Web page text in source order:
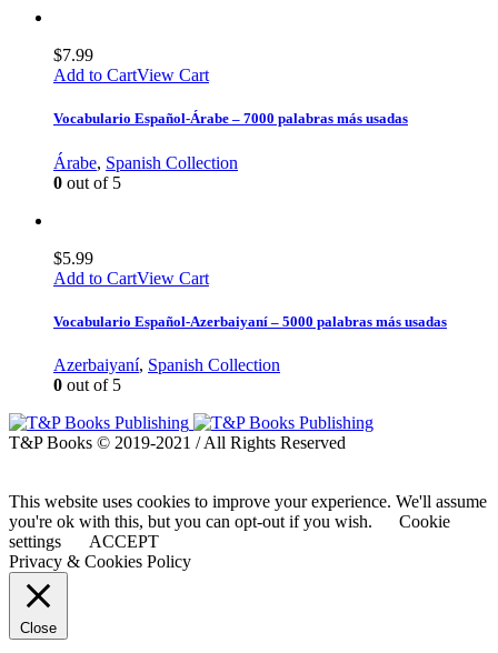
$7.99
Add to CartView Cart
Vocabulario Español-Árabe – 7000 palabras más usadas
Árabe, Spanish Collection
0 out of 5
$5.99
Add to CartView Cart
Vocabulario Español-Azerbaiyaní – 5000 palabras más usadas
Azerbaiyaní, Spanish Collection
0 out of 5
T&P Books © 2019-2021 / All Rights Reserved
This website uses cookies to improve your experience. We'll assume
you're ok with this, but you can opt-out if you wish.
Cookie
settings
ACCEPT
Privacy & Cookies Policy
Close